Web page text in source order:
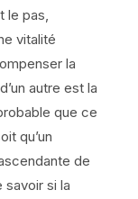
le pas,
vitalité
la
autre est la
que ce
qu’un
de
savoir si la